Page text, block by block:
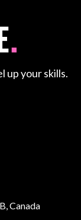
up your skills.
Canada